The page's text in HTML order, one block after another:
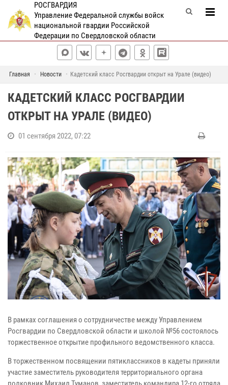
РОСГВАРДИЯ
Управление Федеральной службы войск
национальной гвардии Российской
Федерации по Свердловской области
Главная Новости Кадетский класс Росгвардии открыт на Урале (видео)
КАДЕТСКИЙ КЛАСС РОСГВАРДИИ
ОТКРЫТ НА УРАЛЕ (ВИДЕО)
01 сентября 2022, 07:22
В рамках соглашения о сотрудничестве между Управлением
Росгвардии по Свердловской области и школой №56 состоялось
торжественное открытие профильного ведомственного класса.
В торжественном посвящении пятиклассников в кадеты приняли
участие заместитель руководителя территориального органа